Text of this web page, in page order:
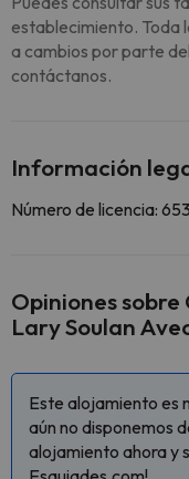
establecimiento. Toda
a cambios por parte
contáctanos.
Información
Número de licencia:
Opiniones
Lary Soulan
Este alojamiento es
aún no disponemos
alojamiento ahora y